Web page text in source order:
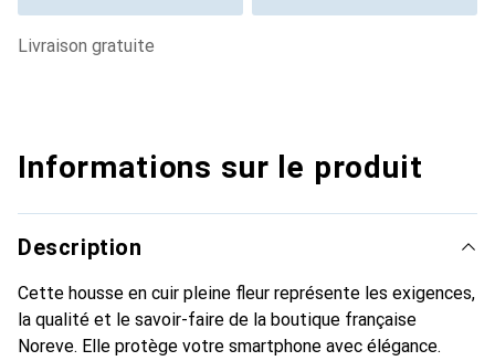
livraison gratuite
Informations sur le produit
Description
Cette housse en cuir pleine fleur représente les exigences,
la qualité et le savoir-faire de la boutique française
Noreve. Elle protège votre smartphone avec élégance.